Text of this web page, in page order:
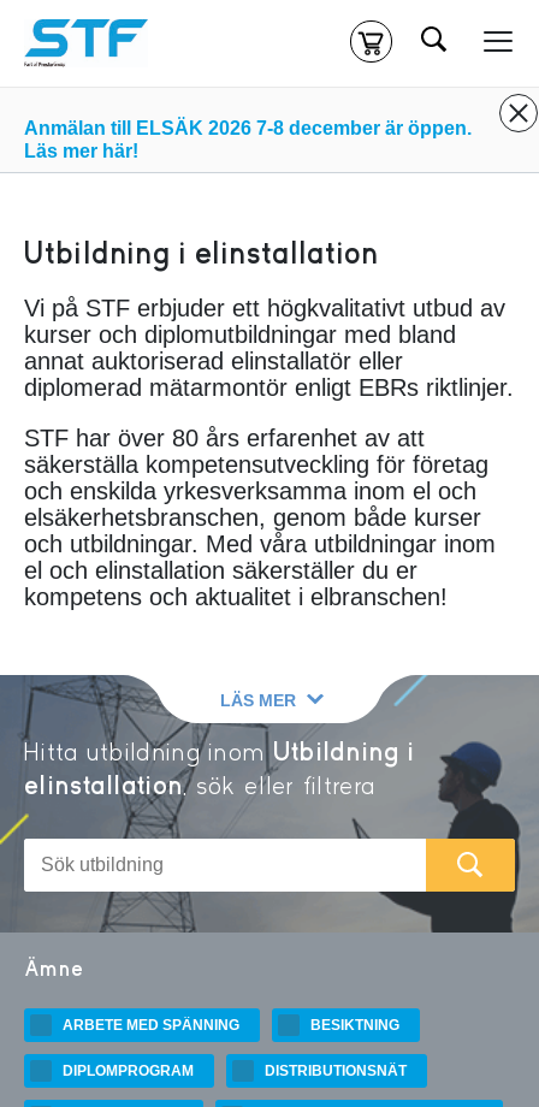
Kassa
Klickahär för att komma till alla tillgängliga onlinekurser.
Sök
Anmälan till ELSÄK 2026 7-8 december är öppen.
Läs mer här!
Utbildning i elinstallation
Vi på STF erbjuder ett högkvalitativt utbud av
kurser och diplomutbildningar med bland
annat auktoriserad elinstallatör eller
diplomerad mätarmontör enligt EBRs riktlinjer.
STF har över 80 års erfarenhet av att
säkerställa kompetensutveckling för företag
och enskilda yrkesverksamma inom el och
elsäkerhetsbranschen, genom både kurser
och utbildningar. Med våra utbildningar inom
el och elinstallation säkerställer du er
kompetens och aktualitet i elbranschen!​
LÄS MER
Hitta utbildning inom Utbildning i
elinstallation, sök eller filtrera
efter
kurs
SÖK
Ämne
ARBETE MED SPÄNNING BESIKTNING
DIPLOMPROGRAM DISTRIBUTIONSNÄT